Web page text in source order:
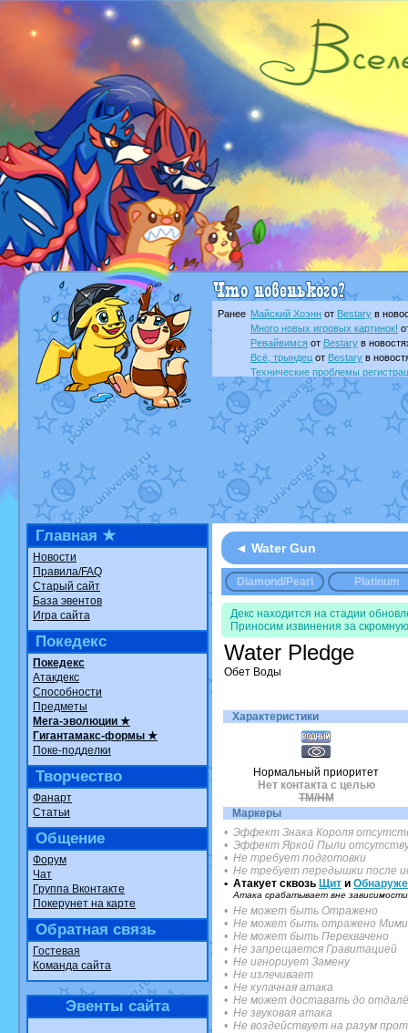
Ранее Майский Хоэнн от Bestary в
Много новых игровых картинок!
Ревайвимся от Bestary в
Всё, трындец от Bestary в
Технические проблемы
доброе утро славянеот
в
Йолда и Мимикьюот
Недовольный котомангуст
от
The Dark Wishmaker от
Randomon
ilovearceus
Raging Boltот GraceDaFox
в
Shadow mismagiusот
в
художник
отvicavica в фанарте.
Главная ★
Новости
Правила/FAQ
Старый сайт
База эвентов
Игра сайта
Покедекс
Покедекс
Атакдекс
Способности
Предметы
Мега-эволюции ★
Гигантамакс-формы ★
Поке-подделки
Творчество
Фанарт
Статьи
Общение
Форум
Чат
Группа Вконтакте
Покерунет на карте
Обратная связь
Гостевая
Команда сайта
Эвенты сайта
◄ Water Gun
Diamond/Pearl Platinum
Декс находится на стадии
Приносим извинения за
Water Pledge
Обет Воды
Характеристики
Нормальный приоритет
Нет контакта с целью
TM/HM
Маркеры
• Эффект Знака Короля
• Эффект Яркой Пыли
• Не требует подготовки
• Не требует передышки после
• Атакует сквозь Щит и
Атака срабатывает вне
• Не может быть Отражено
• Не может быть отражено
• Не может быть Перехвачено
• Не запрещается Гравитацией
• Не игнориует Замену
• Не излечивает
• Не кулачная атака
• Не может доставать до
• Не звуковая атака
• Не воздействует на разум